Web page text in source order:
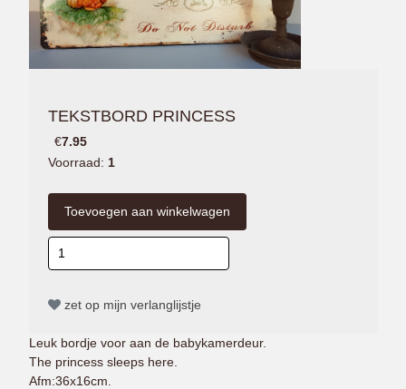
TEKSTBORD PRINCESS
€7.95
Voorraad: 1
zet op mijn verlanglijstje
Leuk bordje voor aan de babykamerdeur.
The princess sleeps here.
Afm:36x16cm.